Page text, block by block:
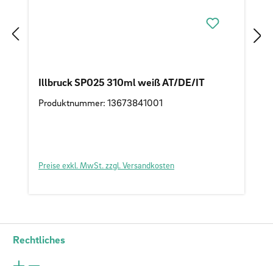
Illbruck SP025 310ml weiß AT/DE/IT
Produktnummer: 13673841001
Preise exkl. MwSt. zzgl. Versandkosten
Rechtliches